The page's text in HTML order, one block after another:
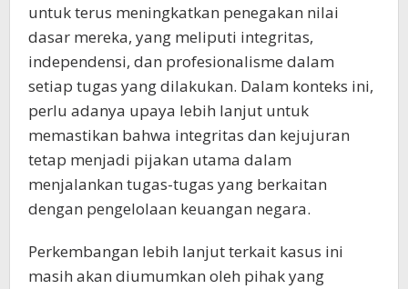
untuk terus meningkatkan penegakan nilai
dasar mereka, yang meliputi integritas,
independensi, dan profesionalisme dalam
setiap tugas yang dilakukan. Dalam konteks ini,
perlu adanya upaya lebih lanjut untuk
memastikan bahwa integritas dan kejujuran
tetap menjadi pijakan utama dalam
menjalankan tugas-tugas yang berkaitan
dengan pengelolaan keuangan negara.
Perkembangan lebih lanjut terkait kasus ini
masih akan diumumkan oleh pihak yang